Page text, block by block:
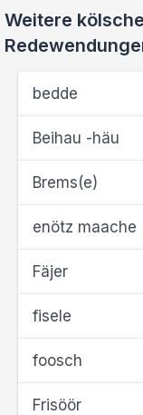
Weitere
bedde
Beihau -häu
Brems(e)
enötz maache
Fäjer
fisele
foosch
Frisöör